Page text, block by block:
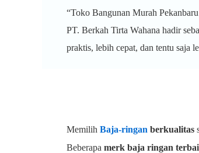
“Toko Bangunan Murah
PT. Berkah Tirta Wahana hadir
praktis, lebih cepat, dan tentu saja
Memilih Baja-ringan berkualitas
Beberapa merk baja ringan